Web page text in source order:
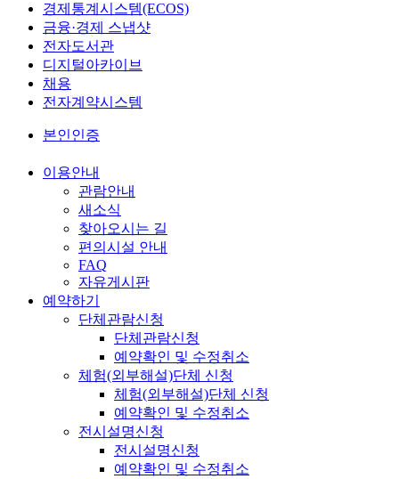
경제통계시스템(ECOS)
금융·경제 스냅샷
전자도서관
디지털아카이브
채용
전자계약시스템
본인인증
이용안내
관람안내
새소식
찾아오시는 길
편의시설 안내
FAQ
자유게시판
예약하기
단체관람신청
단체관람신청
예약확인 및 수정취소
체험(외부해설)단체 신청
체험(외부해설)단체 신청
예약확인 및 수정취소
전시설명신청
전시설명신청
예약확인 및 수정취소